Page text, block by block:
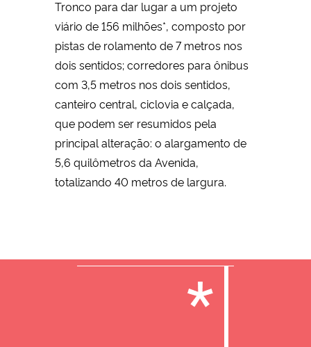
Tronco para dar lugar a um projeto
viário de 156 milhões*, composto por
pistas de rolamento de 7 metros nos
dois sentidos; corredores para ônibus
com 3,5 metros nos dois sentidos,
canteiro central, ciclovia e calçada,
que podem ser resumidos pela
principal alteração: o alargamento de
5,6 quilômetros da Avenida,
totalizando 40 metros de largura.